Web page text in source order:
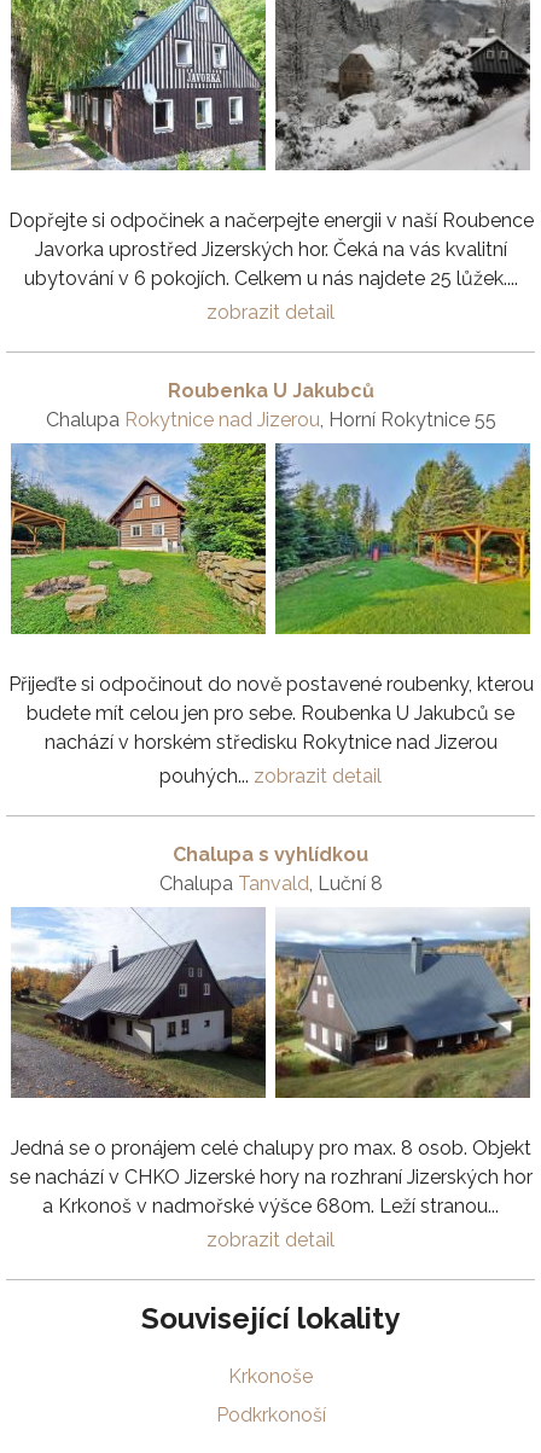
Dopřejte si odpočinek a načerpejte energii v naší Roubence
Javorka uprostřed Jizerských hor. Čeká na vás kvalitní
ubytování v 6 pokojích. Celkem u nás najdete 25 lůžek....
zobrazit detail
Roubenka U Jakubců
Chalupa Rokytnice nad Jizerou, Horní Rokytnice 55
Přijeďte si odpočinout do nově postavené roubenky, kterou
budete mít celou jen pro sebe. Roubenka U Jakubců se
nachází v horském středisku Rokytnice nad Jizerou
pouhých... zobrazit detail
Chalupa s vyhlídkou
Chalupa Tanvald, Luční 8
Jedná se o pronájem celé chalupy pro max. 8 osob. Objekt
se nachází v CHKO Jizerské hory na rozhraní Jizerských hor
a Krkonoš v nadmořské výšce 680m. Leží stranou...
zobrazit detail
Související lokality
Krkonoše
Podkrkonoší